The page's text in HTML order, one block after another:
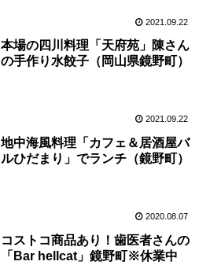
2021.09.22
本場の四川料理「天府苑」陳さん
の手作り水餃子（岡山県鏡野町）
2021.09.22
地中海風料理「カフェ＆居酒屋バ
ルひだまり」でランチ（鏡野町）
2020.08.07
コストコ商品あり！歯医者さんの
「Bar hellcat」鏡野町※休業中